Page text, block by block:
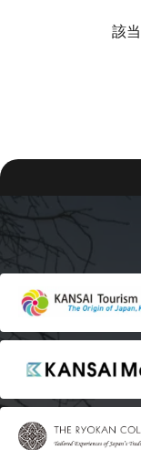
該